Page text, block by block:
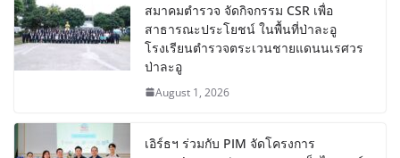
สมาคมตำรวจ จัดกิจกรรม CSR เพื่อ
สาธารณะประโยชน์ ในพื้นที่ป่าละอู
โรงเรียนตำรวจตระเวนชายแดนนเรศวร
ป่าละอู
August 1, 2026
เอิร์ธฯ ร่วมกับ PIM จัดโครงการ